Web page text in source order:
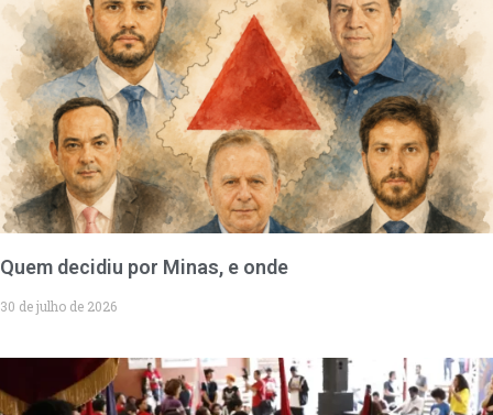
Quem decidiu por Minas, e onde
30 de julho de 2026